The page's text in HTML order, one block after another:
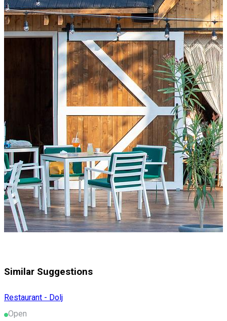
Similar Suggestions
Restaurant - Dolj
Open